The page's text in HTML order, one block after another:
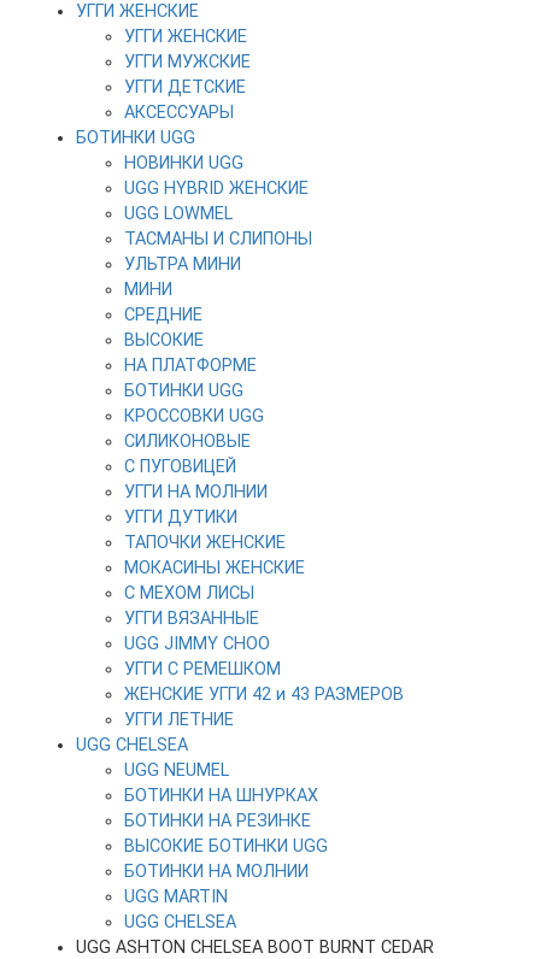
УГГИ ЖЕНСКИЕ
УГГИ ЖЕНСКИЕ
УГГИ МУЖСКИЕ
УГГИ ДЕТСКИЕ
АКСЕССУАРЫ
БОТИНКИ UGG
НОВИНКИ UGG
UGG HYBRID ЖЕНСКИЕ
UGG LOWMEL
ТАСМАНЫ И СЛИПОНЫ
УЛЬТРА МИНИ
МИНИ
СРЕДНИЕ
ВЫСОКИЕ
НА ПЛАТФОРМЕ
БОТИНКИ UGG
КРОССОВКИ UGG
СИЛИКОНОВЫЕ
С ПУГОВИЦЕЙ
УГГИ НА МОЛНИИ
УГГИ ДУТИКИ
ТАПОЧКИ ЖЕНСКИЕ
МОКАСИНЫ ЖЕНСКИЕ
С МЕХОМ ЛИСЫ
УГГИ ВЯЗАННЫЕ
UGG JIMMY CHOO
УГГИ С РЕМЕШКОМ
ЖЕНСКИЕ УГГИ 42 и 43 РАЗМЕРОВ
УГГИ ЛЕТНИЕ
UGG CHELSEA
UGG NEUMEL
БОТИНКИ НА ШНУРКАХ
БОТИНКИ НА РЕЗИНКЕ
ВЫСОКИЕ БОТИНКИ UGG
БОТИНКИ НА МОЛНИИ
UGG MARTIN
UGG CHELSEA
UGG ASHTON CHELSEA BOOT BURNT CEDAR